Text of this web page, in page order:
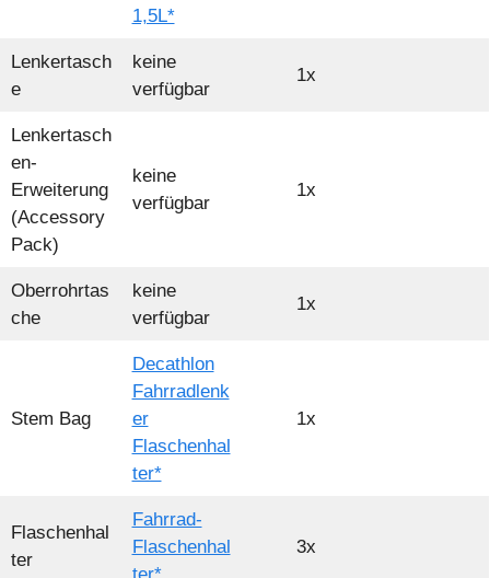
1,5L*
Lenkertasch
e
keine
verfügbar
1x
Lenkertasch
en-
Erweiterung
(Accessory
Pack)
keine
verfügbar
1x
Oberrohrtas
che
keine
verfügbar
1x
Stem Bag
Decathlon
Fahrradlenk
er
Flaschenhal
ter*
1x
Flaschenhal
ter
Fahrrad-
Flaschenhal
3x